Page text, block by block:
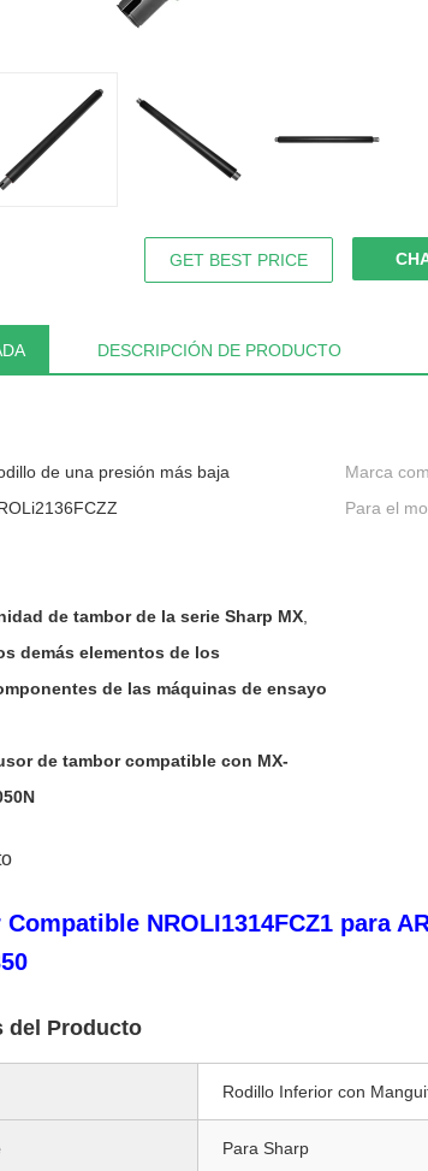
GET BEST PRICE
DESCRIPCIÓN DE PRODUCTO
de una presión más baja
Marca
Para el
de tambor de la serie Sharp MX
demás elementos de los
de las máquinas de ensayo
de tambor compatible con MX-
NROLI1314FCZ1 para
del Producto
Rodillo Inferior con
Para Sharp